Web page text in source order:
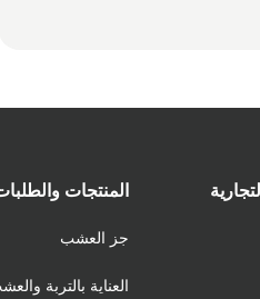
المنتجات
جز العشب
العناية بالتربة